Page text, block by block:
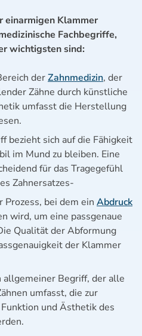
einarmigen Klammer
Fachbegriffe,
wichtigsten sind:
derZahnmedizin, der
Zähne durch künstliche
umfasst die Herstellung
bezieht sich auf die Fähigkeit
im Mund zu bleiben. Eine
für das Tragegefühl
Zahnersatzes-
Prozess, bei dem ein Abdruck
wird, um eine passgenaue
Qualität der Abformung
der Klammer
allgemeiner Begriff, der alle
umfasst, die zur
und Ästhetik des